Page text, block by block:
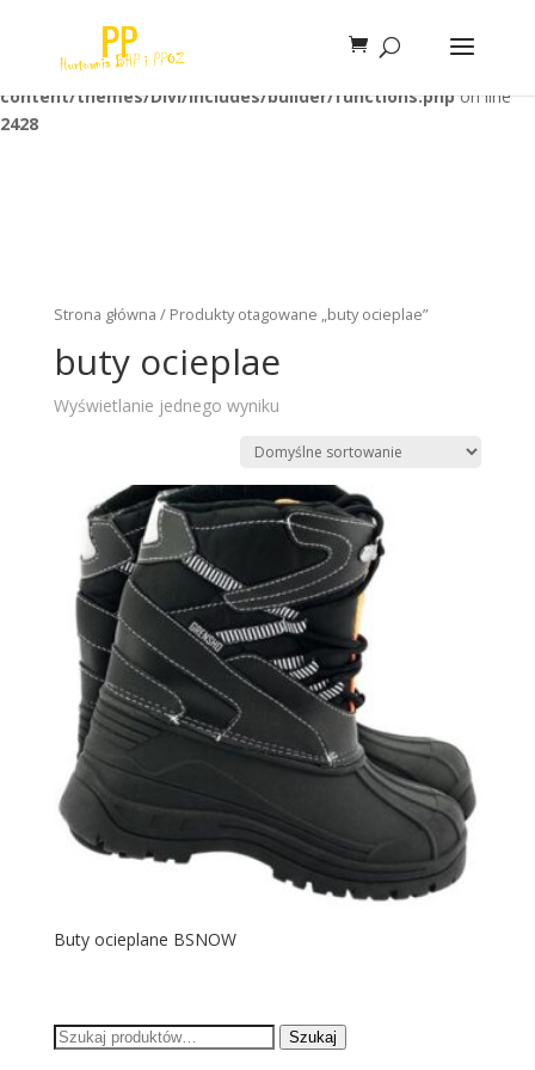
: Trying to access array offset on false in
/home/klient.dhosting.pl/unimaxi/bhppibo.pl/public_html/wp-
content/themes/Divi/includes/builder/functions.phpon line
2428
Strona główna / Produkty otagowane „buty ocieplae”
buty ocieplae
Wyświetlanie jednego wyniku
Buty ocieplane BSNOW
Szukaj: Szukaj